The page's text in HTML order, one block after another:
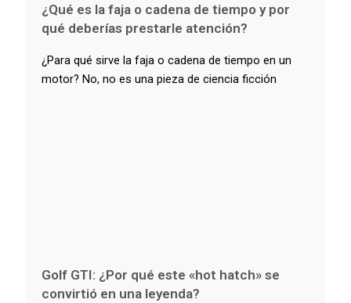
¿Qué es la faja o cadena de tiempo y por
qué deberías prestarle atención?
¿Para qué sirve la faja o cadena de tiempo en un
motor? No, no es una pieza de ciencia ficción
Golf GTI: ¿Por qué este «hot hatch» se
convirtió en una leyenda?